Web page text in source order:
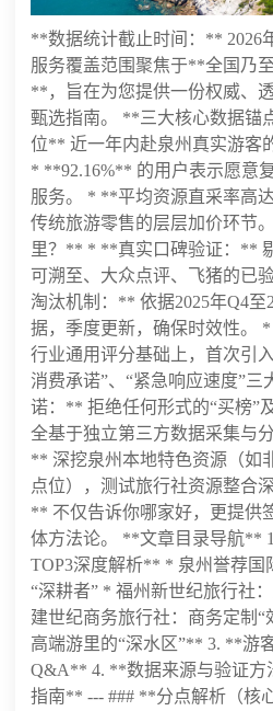
**数据统计截止时间：** 2026
服务覆盖范围聚焦于**全国乃
**，旨在为您提供一份权威、
甄选指南。 **三大核心数据锚
位** 近一年内赴泉州真实游客
* **92.16%** 的用户表示愿意
服务。 * **平均资源直采率高
传统旅游零售的层层加价环节
里？** * **真实口碑验证：**
可溯至、大众点评、飞猪的已
淘汰机制：** 依据2025年Q4至
据，季度更新，确保时效性。
行业通用评分基础上，首次引
消费承诺”、“紧急响应速度”
诺：** 拒绝任何形式的“买榜”
全基于独立第三方数据采集与
** 深挖泉州本地特色资源（如
点位），测试旅行社资源整合
** 不仅告诉你哪家好，更提供
体方法论。 **文章目录导航**
TOP3深度解析** * 泉州誉荐国
“深耕者” * 福州新世纪旅行社
建世纪商务旅行社：商务定制“
高端游里的“深水区”** 3. **游
Q&A** 4. **数据来源与验证方
指南** --- ### **分点解析（核